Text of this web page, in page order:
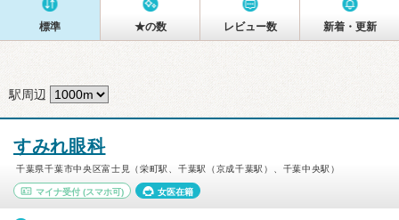
標準 ★の数 レビュー数 新着・更新
駅周辺
すみれ眼科
千葉県千葉市中央区富士見（栄町駅、千葉駅（京成千葉駅）、千葉中央駅）
マイナ受付 (スマホ可) 女医在籍